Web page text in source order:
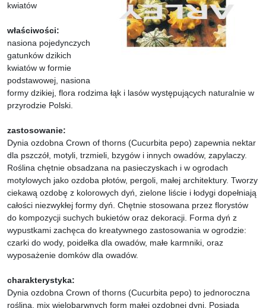
kwiatów
właściwości:
nasiona pojedynczych
gatunków dzikich
kwiatów w formie
podstawowej, nasiona
formy dzikiej, flora rodzima łąk i lasów występujących naturalnie w
przyrodzie Polski.
zastosowanie:
Dynia ozdobna Crown of thorns (Cucurbita pepo) zapewnia nektar
dla pszczół, motyli, trzmieli, bzygów i innych owadów, zapylaczy.
Roślina chętnie obsadzana na pasieczyskach i w ogrodach
motylowych jako ozdoba płotów, pergoli, małej architektury. Tworzy
ciekawą ozdobę z kolorowych dyń, zielone liście i łodygi dopełniają
całości niezwykłej formy dyń. Chętnie stosowana przez florystów
do kompozycji suchych bukietów oraz dekoracji. Forma dyń z
wypustkami zachęca do kreatywnego zastosowania w ogrodzie:
czarki do wody, poidełka dla owadów, małe karmniki, oraz
wyposażenie domków dla owadów.
charakterystyka:
Dynia ozdobna Crown of thorns (Cucurbita pepo) to jednoroczna
roślina, mix wielobarwnych form małej ozdobnej dyni. Posiada